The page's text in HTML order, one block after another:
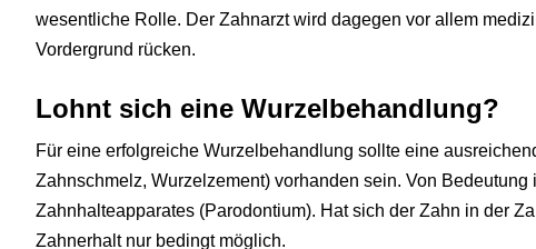
wesentliche Rolle. Der Zahnarzt wird dagegen vor allem
Vordergrund rücken.
Lohnt sich eine Wurzelbehandlung?
Für eine erfolgreiche Wurzelbehandlung sollte eine
Zahnschmelz, Wurzelzement) vorhanden sein. Von
Zahnhalteapparates (Parodontium). Hat sich der Zahn in der
Zahnerhalt nur bedingt möglich.